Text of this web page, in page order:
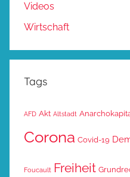
Videos
Wirtschaft
Tags
AFD Akt Altstadt
Corona Covid-19
Foucault Freiheit